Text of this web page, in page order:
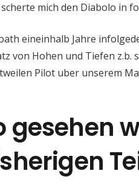
mich den Diabolo in
eineinhalb Jahre
von Hohen und Tiefen z.b.
Pilot uber unserem
gesehen